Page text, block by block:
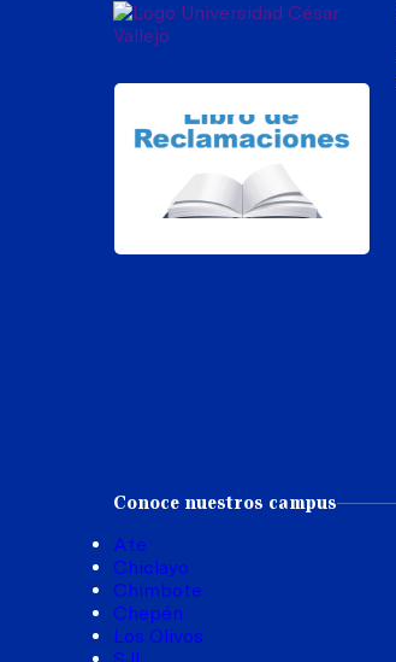
Conoce nuestros campus
Ate
Chiclayo
Chimbote
Chepén
Los Olivos